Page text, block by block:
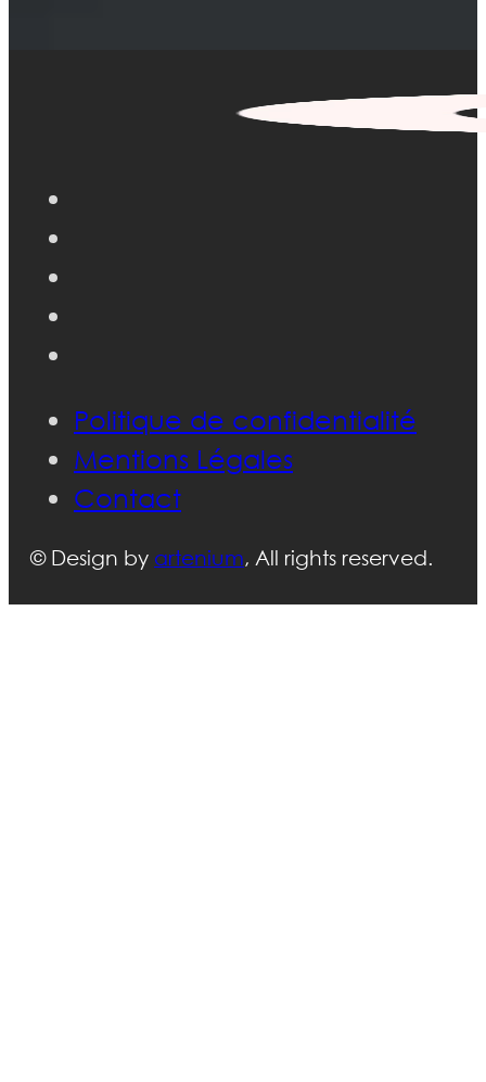
Politique de confidentialité
Mentions Légales
Contact
© Design by artenium, All rights reserved.